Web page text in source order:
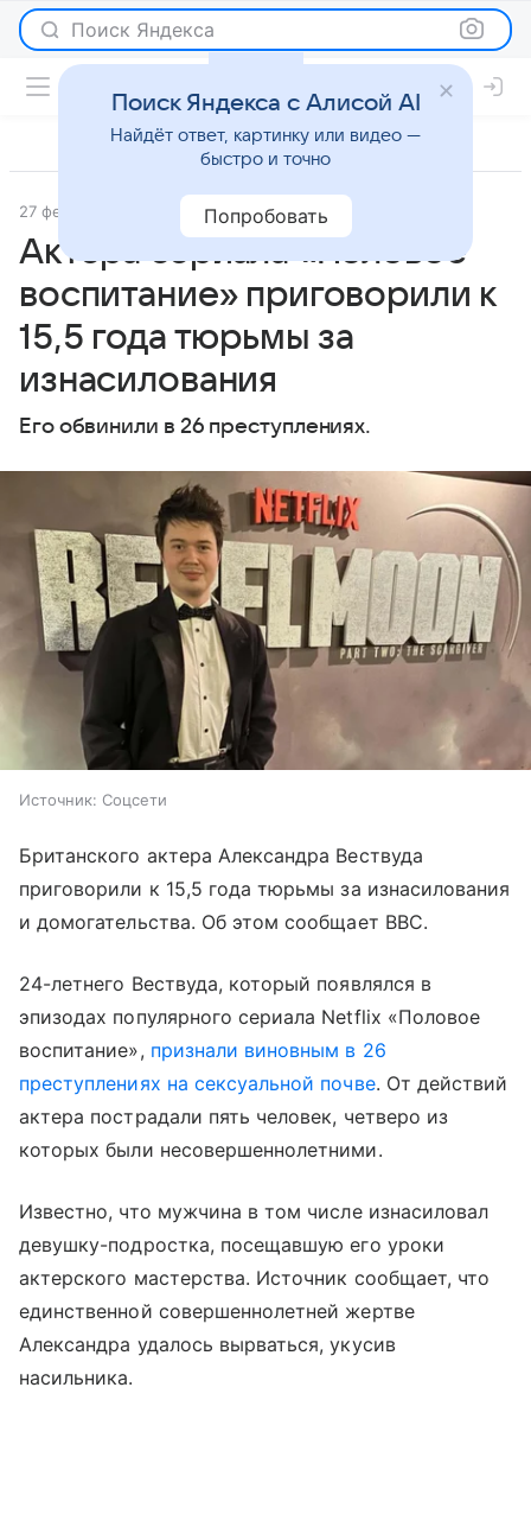
Поиск Яндекса
27 февраля 2025 Lenta.Ru Светская жизнь
Актера сериала «Половое
воспитание» приговорили к
15,5 года тюрьмы за
изнасилования
Его обвинили в 26 преступлениях.
Источник: Соцсети
Британского актера Александра Вествуда
приговорили к 15,5 года тюрьмы за изнасилования
и домогательства. Об этом сообщает BBC.
24-летнего Вествуда, который появлялся в
эпизодах популярного сериала Netflix «Половое
воспитание», признали виновным в 26
преступлениях на сексуальной почве. От действий
актера пострадали пять человек, четверо из
которых были несовершеннолетними.
Известно, что мужчина в том числе изнасиловал
девушку-подростка, посещавшую его уроки
актерского мастерства. Источник сообщает, что
единственной совершеннолетней жертве
Александра удалось вырваться, укусив
насильника.
Поиск Яндекса с Алисой AI
Найдёт ответ, картинку или видео —
быстро и точно
Попробовать